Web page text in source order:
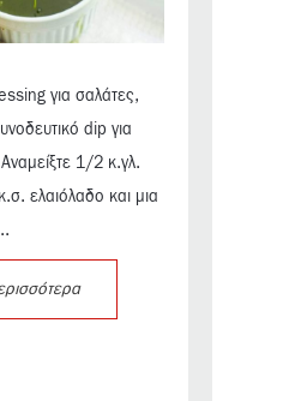
για σαλάτες,
dip για
1/2 κ.γλ.
ελαιόλαδο και μια